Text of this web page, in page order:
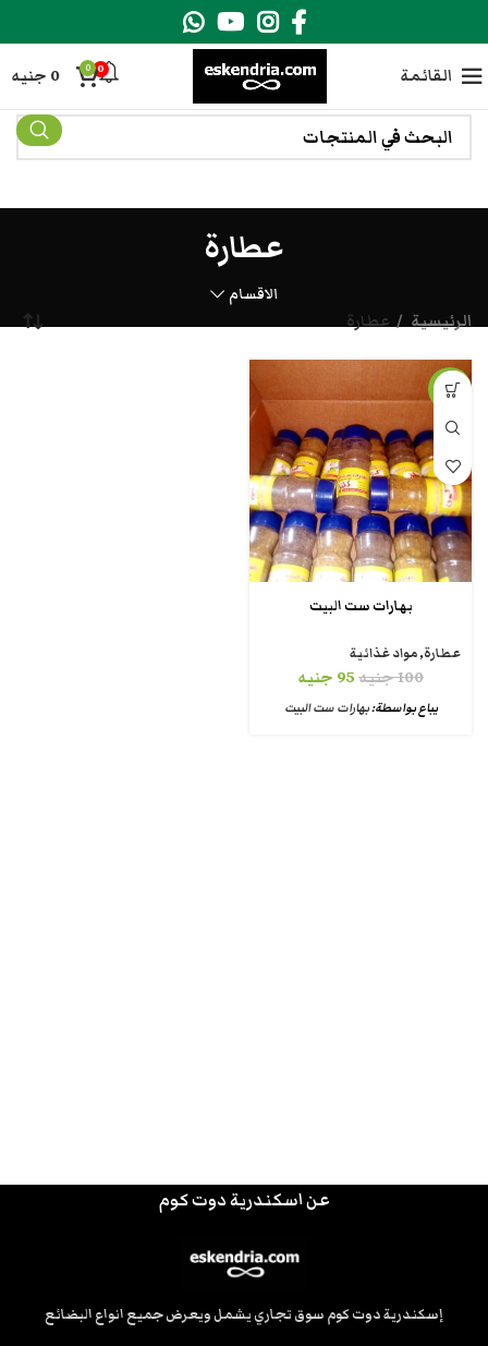
القائمة 0
0
0 جنيه
عطارة
الاقسام
الرئيسية عطارة
-5%
بهارات ست البيت
عطارة,مواد غذائية
100جنيه95 جنيه
يباع بواسطة:بهارات ست البيت
عن اسكندرية دوت كوم
إسكندرية دوت كوم سوق تجاري يشمل ويعرض جميع انواع البضائع